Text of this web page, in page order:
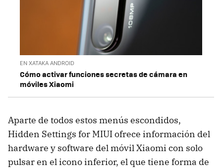
EN XATAKA ANDROID
Cómo activar funciones secretas de cámara en
móviles Xiaomi
Aparte de todos estos menús escondidos,
Hidden Settings for MIUI ofrece información del
hardware y software del móvil Xiaomi con solo
pulsar en el icono inferior, el que tiene forma de